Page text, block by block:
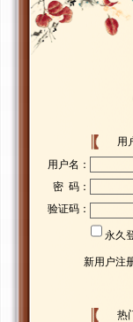
用
热